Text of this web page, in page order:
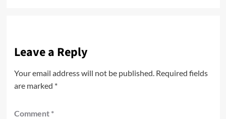
Leave a Reply
Your email address will not be published. Required fields
are marked *
Comment *